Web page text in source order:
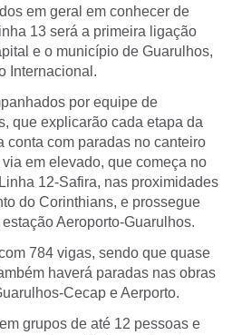
em geral em conhecer de
13 será a primeira ligação
e o município de Guarulhos,
Internacional.
por equipe de
que explicarão cada etapa da
conta com paradas no canteiro
em elevado, que começa no
12-Safira, nas proximidades
do Corinthians, e prossegue
Aeroporto-Guarulhos.
784 vigas, sendo que quase
haverá paradas nas obras
Cecap e Aerporto.
grupos de até 12 pessoas e